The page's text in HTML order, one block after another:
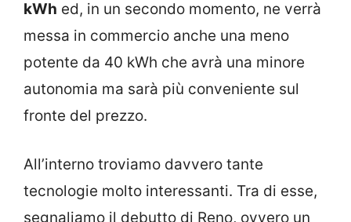
kWh ed, in un secondo momento, ne verrà
messa in commercio anche una meno
potente da 40 kWh che avrà una minore
autonomia ma sarà più conveniente sul
fronte del prezzo.
All’interno troviamo davvero tante
tecnologie molto interessanti. Tra di esse,
segnaliamo il debutto di Reno, ovvero un